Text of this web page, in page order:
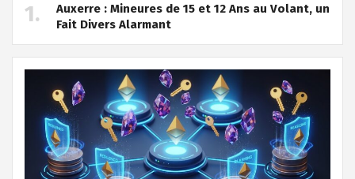
Auxerre : Mineures de 15 et 12 Ans au Volant, un
Fait Divers Alarmant